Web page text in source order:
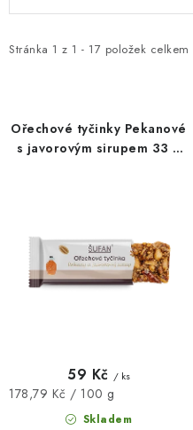
O NÁS NÁŠ PŘÍBĚH
DOPRAVA A PLATBA
i
r
o
Stránka 1 z 1 - 17 položek celkem
e
p
r
Ořechové tyčinky Pekanové
s javorovým sirupem 33 g
Skladem
59 Kč / ks
Měrná
178,79 Kč / 100 g